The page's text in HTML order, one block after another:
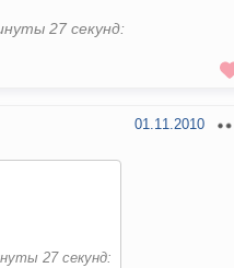
27 секунд:
01.11.2010
27 секунд: